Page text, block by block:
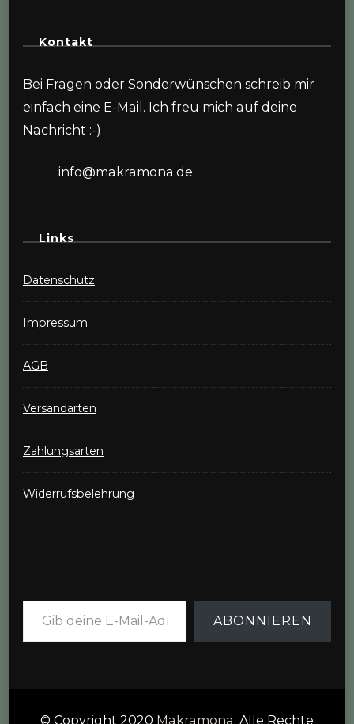
Kontakt
Bei Fragen oder Sonderwünschen schreib mir
einfach eine E-Mail. Ich freu mich auf deine
Nachricht :-)
info@makramona.de
Links
Datenschutz
Impressum
AGB
Versandarten
Zahlungsarten
Widerrufsbelehrung
Gib deine E-Mail-Adresse ein ...
ABONNIEREN
© Copyright 2020 Makramona. Alle Rechte